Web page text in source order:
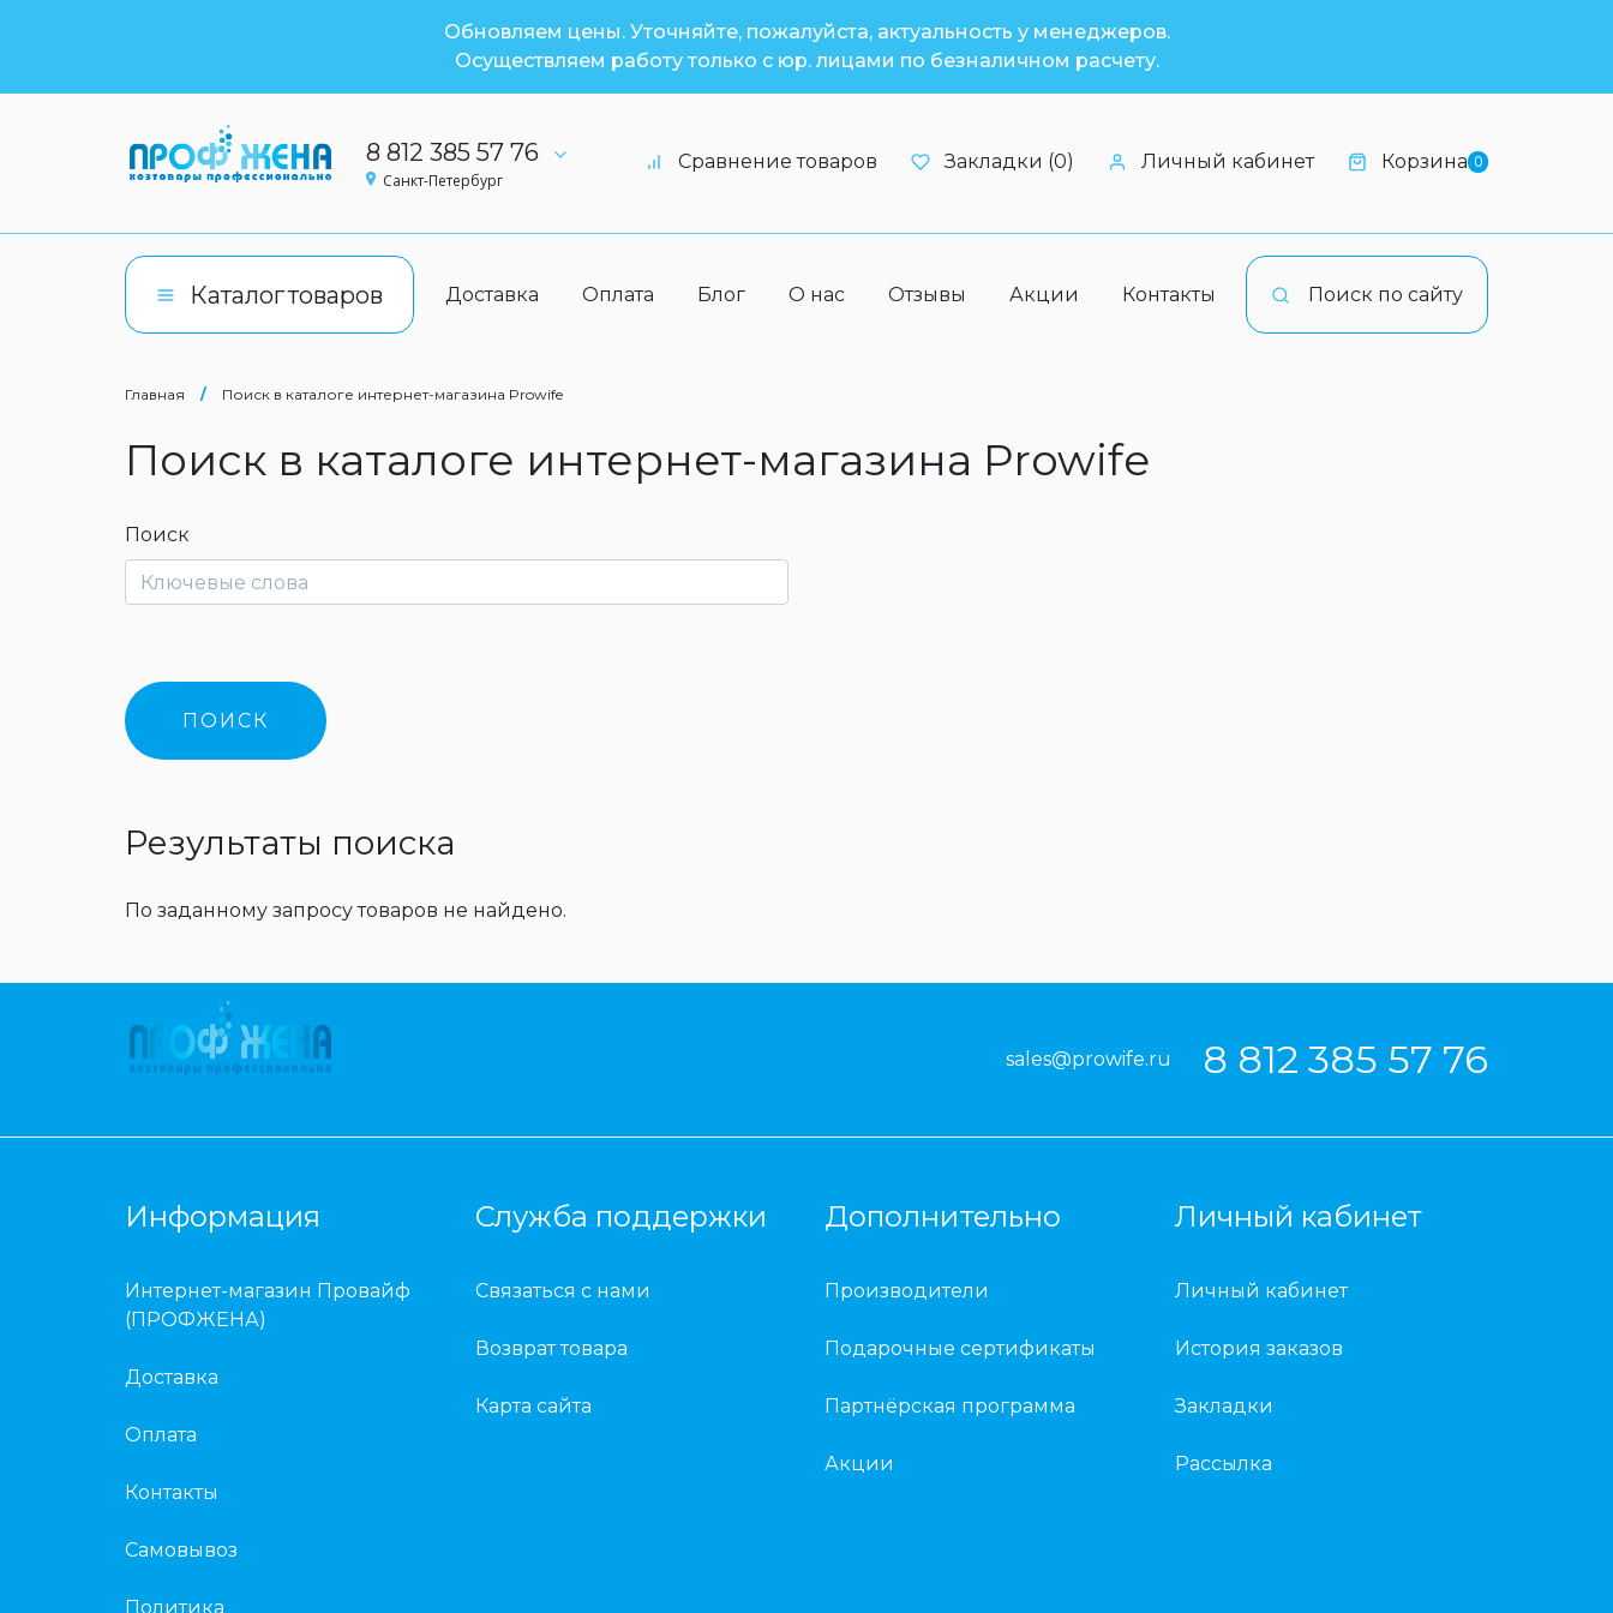
Обновляем цены. Уточняйте, пожалуйста, актуальность у менеджеров.
Осуществляем работу только с юр. лицами по безналичном расчету.
8 812 385 57 76
Санкт-Петербург
Сравнение товаров Закладки (0) Личный кабинет Корзина 0
Поиск по сайту
Каталогтоваров Доставка Оплата Блог О нас Отзывы Акции Контакты
Главная / Поиск в каталоге интернет-магазина Prowife
Поиск в каталоге интернет-магазина Prowife
Поиск
Результаты поиска
По заданному запросу товаров не найдено.
sales@prowife.ru 8 812 385 57 76
Информация
Интернет-магазин Провайф
(ПРОФЖЕНА)
Доставка
Оплата
Контакты
Самовывоз
Политика
Служба поддержки
Связаться с нами
Возврат товара
Карта сайта
Дополнительно
Производители
Подарочные сертификаты
Партнёрская программа
Акции
Личный кабинет
Личный кабинет
История заказов
Закладки
Рассылка